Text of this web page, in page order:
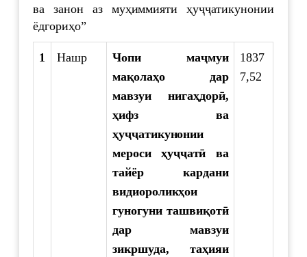
ва занон аз муҳиммияти ҳуҷҷатикунонии
ёдгориҳо”
1 Нашр
Чопи маҷмуи
мақолаҳо дар
мавзуи нигаҳдорӣ,
ҳифз ва
ҳуҷҷатикунонии
мероси ҳуҷҷатӣ ва
тайёр кардани
видиороликҳои
гуногуни ташвиқотӣ
дар мавзуи
зикршуда, таҳияи
1837
7,52